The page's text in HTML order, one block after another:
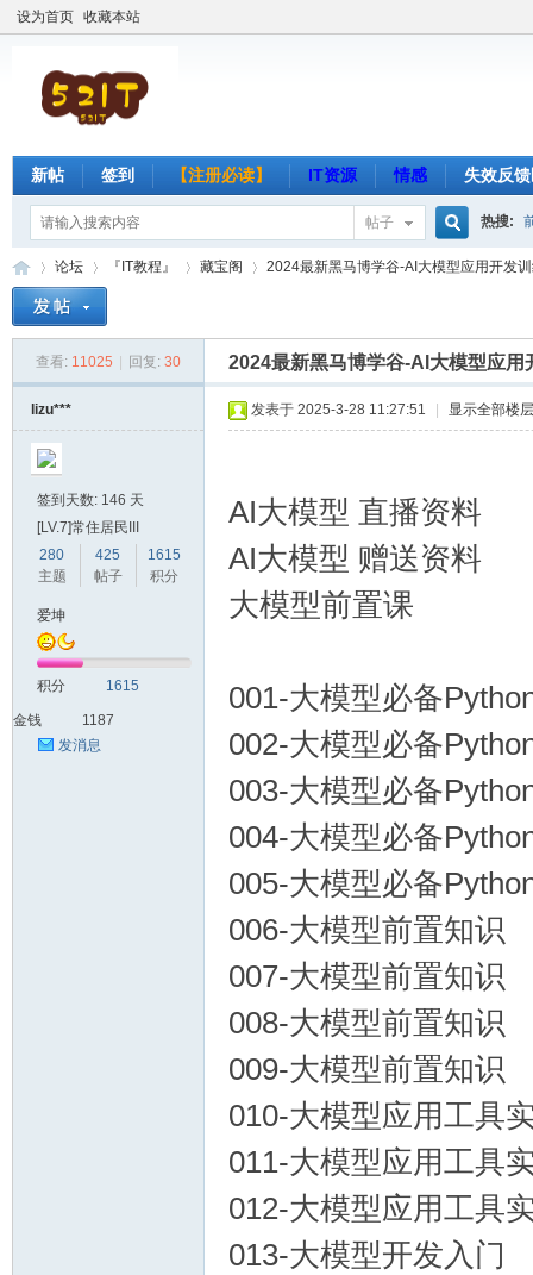
设为首页 收藏本站
新帖 签到 【注册必读】 IT资源 情感 失效反
帖子
搜
索
热搜:
»
论坛
›
『IT教程』
›
藏宝阁
›
2024最新黑马博学谷-AI大模型应用开发
查看: 11025 回复: 30 2024最新黑马博学谷-AI大模型应用
lizu***
签到天数: 146 天
[LV.7]常住居民III
280
主题
425
帖子
1615
积分
爱坤
积分 1615
金钱
1187
发消息
发表于 2025-3-28 11:27:51 显示全部楼层
AI大模型 直播资料
AI大模型 赠送资料
大模型前置课
001-大模型必备
002-大模型必备
003-大模型必备
004-大模型必备
005-大模型必备
006-大模型前置知识
007-大模型前置知识
008-大模型前置知识
009-大模型前置知识
010-大模型应用工具
011-大模型应用工具
012-大模型应用工具
013-大模型开发入门